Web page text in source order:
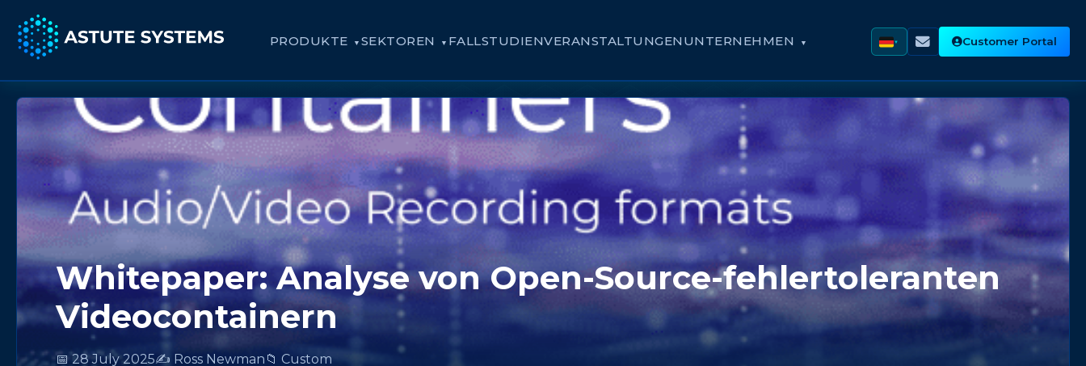
PRODUKTE SEKTOREN FALLSTUDIENVERANSTALTUNGENUNTERNEHMEN ▼ Customer Portal
Whitepaper: Analyse von Open-Source-fehlertoleranten
Videocontainern
📅 28 July 2025✍️ Ross Newman 📁 Custom